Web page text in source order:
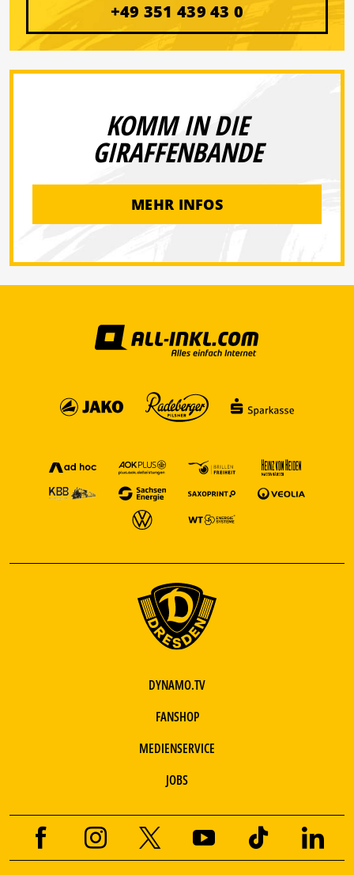
+49 351 439 43 0
KOMM IN DIE
GIRAFFENBANDE
MEHR INFOS
DYNAMO.TV
FANSHOP
MEDIENSERVICE
JOBS